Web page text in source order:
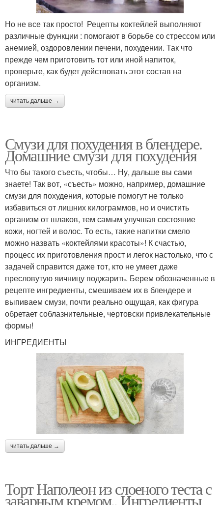
Но не все так просто! Рецепты коктейлей выполняют
различные функции : помогают в борьбе со стрессом или
анемией, оздоровлении печени, похудении. Так что
прежде чем приготовить тот или иной напиток,
проверьте, как будет действовать этот состав на
организм.
читать дальше →
Смузи для похудения в блендере.
Домашние смузи для похудения
Что бы такого съесть, чтобы… Ну, дальше вы сами
знаете! Так вот, «съесть» можно, например, домашние
смузи для похудения, которые помогут не только
избавиться от лишних килограммов, но и очистить
организм от шлаков, тем самым улучшая состояние
кожи, ногтей и волос. То есть, такие напитки смело
можно назвать «коктейлями красоты»! К счастью,
процесс их приготовления прост и легок настолько, что с
задачей справится даже тот, кто не умеет даже
пресловутую яичницу поджарить. Берем обозначенные в
рецепте ингредиенты, смешиваем их в блендере и
выпиваем смузи, почти реально ощущая, как фигура
обретает соблазнительные, чертовски привлекательные
формы!
ИНГРЕДИЕНТЫ
читать дальше →
Торт Наполеон из слоеного теста с
заварным кремом.. Ингредиенты